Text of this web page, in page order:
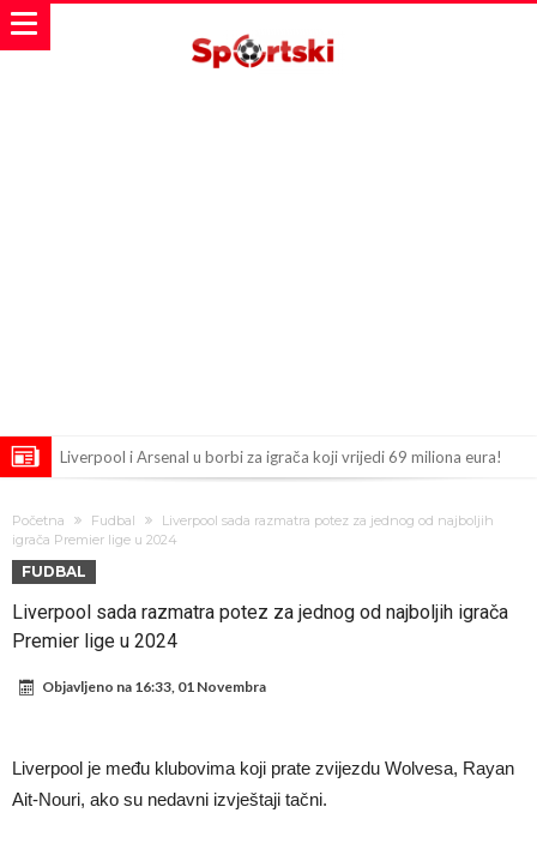
Liverpool i Arsenal u borbi za igrača koji vrijedi 69 miliona eura!
napokon poznat
Engleski reprezentativac optužen za napad u noćnom klubu
Suđenje o smrti Maradone: Noge su mu bile natečene, nije se htio
oprati
Ko je uvjerio Rodrija da izabere Barcelonu?
Samo dva fudbalska velikana uspjela su ostvariti “nemoguće”! Jedan
Početna Fudbal
Liverpool sada razmatra potez za jednog od najboljih
igrača Premier lige u 2024
FUDBAL
Liverpool sada razmatra potez za jednog od najboljih igrača
Premier lige u 2024
Objavljeno na 16:33, 01 Novembra
Liverpool je među klubovima koji prate zvijezdu Wolvesa, Rayan
Ait-Nouri, ako su nedavni izvještaji tačni.